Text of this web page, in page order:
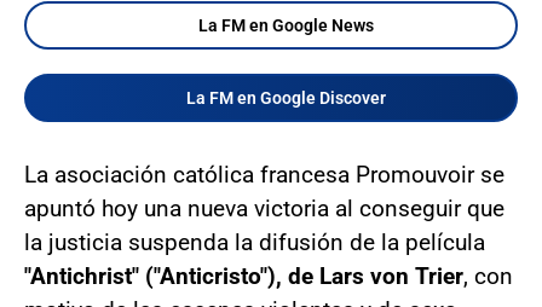
La FM en Google News
La FM en Google Discover
La asociación católica francesa Promouvoir se
apuntó hoy una nueva victoria al conseguir que
la justicia suspenda la difusión de la película
"Antichrist" ("Anticristo"), de Lars von Trier, con